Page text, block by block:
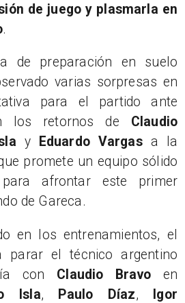
de juego y plasmarla en
.
de preparación en suelo
varias sorpresas en
para el partido ante
los retornos de Claudio
yEduardo Vargasa la
promete un equipo sólido
afrontar este primer
de Gareca.
en los entrenamientos, el
parar el técnico argentino
con Claudio Bravo en
Isla, Paulo Díaz,
Igor